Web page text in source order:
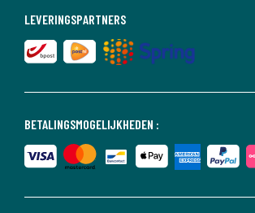
BETALINGSMOGELIJKHEDEN :
LEVERINGSPARTNERS